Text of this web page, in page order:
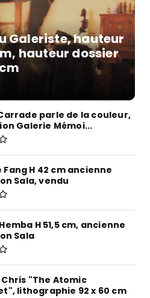
Galeriste, hauteur
hauteur dossier
parle de la couleur,
Galerie Mémoi...
Fang H 42 cm ancienne
Sala, vendu
H 51,5 cm, ancienne
Sala
"The Atomic
lithographie 92 x 60 cm